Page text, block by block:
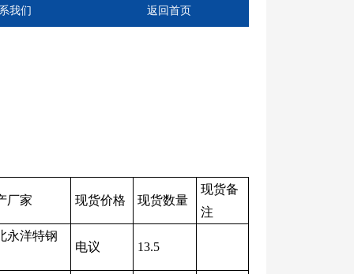
我们 返回首页
厂家 现货价格 现货数量
现货备
注
永洋特钢
电议
13.5